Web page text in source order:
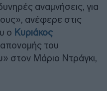
αναμνήσεις, για
ανέφερε στις
ο Κυριάκος
του
» στον Μάριο Ντράγκι,